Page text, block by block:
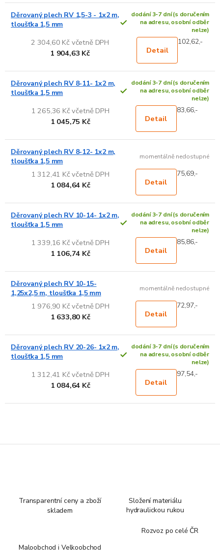
Děrovaný plech RV 1,5-3 - 1x2 m,
tloušťka 1,5 mm
dodání 3-7 dní (s doručením
na adresu, osobní odběr
nelze)
2 304,60 Kč včetně DPH
1 904,63 Kč
Detail
102,62,-
Děrovaný plech RV 8-11- 1x2 m,
tloušťka 1,5 mm
dodání 3-7 dní (s doručením
na adresu, osobní odběr
nelze)
1 265,36 Kč včetně DPH
1 045,75 Kč
Detail
83,66,-
Děrovaný plech RV 8-12- 1x2 m,
tloušťka 1,5 mm
momentálně nedostupné
1 312,41 Kč včetně DPH
1 084,64 Kč
Detail
75,69,-
Děrovaný plech RV 10-14- 1x2 m,
tloušťka 1,5 mm
dodání 3-7 dní (s doručením
na adresu, osobní odběr
nelze)
1 339,16 Kč včetně DPH
1 106,74 Kč
Detail
85,86,-
Děrovaný plech RV 10-15-
1,25x2,5 m, tloušťka 1,5 mm
momentálně nedostupné
1 976,90 Kč včetně DPH
1 633,80 Kč
Detail
72,97,-
Děrovaný plech RV 20-26- 1x2 m,
tloušťka 1,5 mm
dodání 3-7 dní (s doručením
na adresu, osobní odběr
nelze)
1 312,41 Kč včetně DPH
1 084,64 Kč
Detail
97,54,-
Transparentní ceny a zboží
skladem
Složení materiálu
hydraulickou rukou
Maloobchod i Velkoobchod
Rozvoz po celé ČR